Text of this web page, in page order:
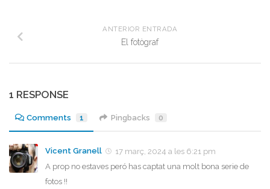
ANTERIOR ENTRADA
El fotògraf
1 RESPONSE
Comments 1 Pingbacks 0
Vicent Granell
17 març, 2024 a les 6:21 pm
A prop no estaves peró has captat una molt bona serie de
fotos !!